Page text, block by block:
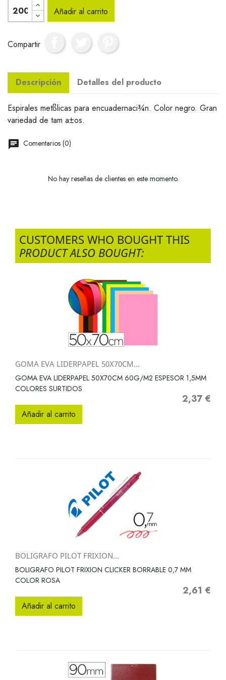
Añadir al carrito
Compartir
Descripción Detalles del producto
Espirales metßlicas para encuadernaci¾n. Color negro. Gran
variedad de tam a±os.
Comentarios (0)
No hay reseñas de clientes en este momento.
CUSTOMERS WHO BOUGHT THIS
PRODUCT ALSO BOUGHT:
GOMA EVA LIDERPAPEL 50X70CM...
GOMA EVA LIDERPAPEL 50X70CM 60G/M2 ESPESOR 1,5MM
COLORES SURTIDOS
Precio
2,37 €
Añadir al carrito
BOLIGRAFO PILOT FRIXION...
BOLIGRAFO PILOT FRIXION CLICKER BORRABLE 0,7 MM
COLOR ROSA
Precio
2,61 €
Añadir al carrito